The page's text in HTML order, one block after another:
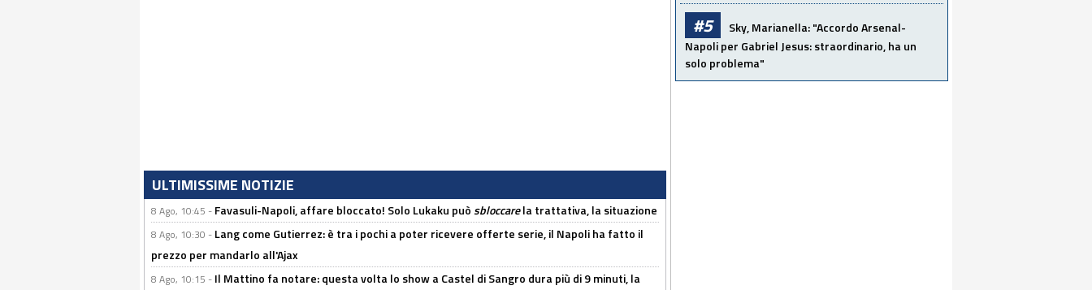
ULTIMISSIME NOTIZIE
8 Ago, 10:45 - Favasuli-Napoli, affare bloccato! Solo Lukaku puòsbloccarela trattativa, la situazione
8 Ago, 10:30 - Lang come Gutierrez: è tra i pochi a poter ricevere offerte serie, il Napoli ha fatto il
prezzo per mandarlo all'Ajax
8 Ago, 10:15 - Il Mattino fa notare: questa volta lo show a Castel di Sangro dura più di 9 minuti, la
#5
Sky, Marianella: "Accordo Arsenal-
Napoli per Gabriel Jesus: straordinario, ha un
solo problema"